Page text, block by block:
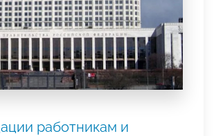
работникам и